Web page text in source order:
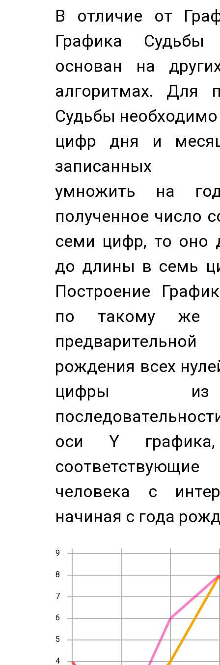
В отличие от
Графика
основан на
алгоритмах. Для
Судьбы
цифр дня и
записанных
умножить на
полученное число
семи цифр, то оно
до длины в семь
Построение
по такому же
рождения всех
цифры из
оси Y
человека с
начиная с года